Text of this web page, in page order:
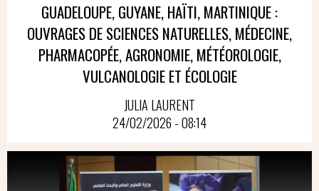
GUADELOUPE, GUYANE, HAÏTI, MARTINIQUE :
OUVRAGES DE SCIENCES NATURELLES, MÉDECINE,
PHARMACOPÉE, AGRONOMIE, MÉTÉOROLOGIE,
VULCANOLOGIE ET ÉCOLOGIE
JULIA LAURENT
24/02/2026 - 08:14